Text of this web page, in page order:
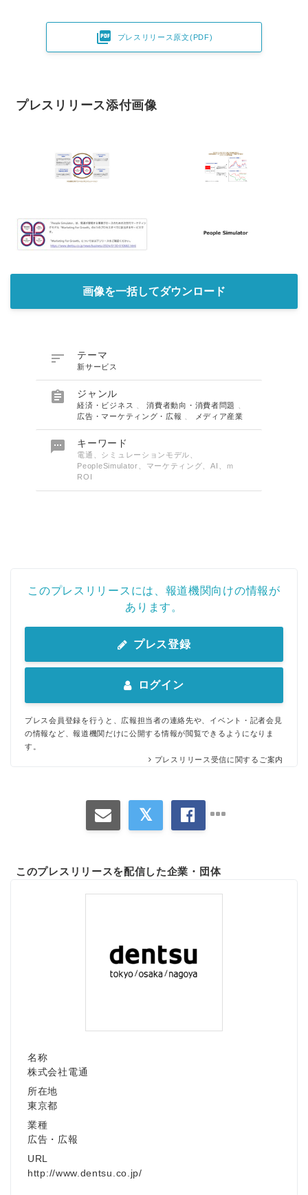
 プレスリリース原文(PDF)
プレスリリース添付画像
画像を一括してダウンロード
 テーマ
新サービス
 ジャンル
経済・ビジネス 、消費者動向・消費者問題
広告・マーケティング・広報
メディア産業
 キーワード
電通、シミュレーションモデル、
PeopleSimulator、マーケティング、AI、ｍ
ROI
このプレスリリースには、報道機関向けの情報が
あります。
プレス登録
ログイン
プレス会員登録を行うと、広報担当者の連絡先や、イベント・記者会見
の情報など、報道機関だけに公開する情報が閲覧できるようになりま
す。
プレスリリース受信に関するご案内
このプレスリリースを配信した企業・団体
名称
株式会社電通
所在地
東京都
業種
広告・広報
URL
http://www.dentsu.co.jp/